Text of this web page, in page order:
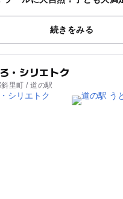
続きをみる
・シリエトク
里町 / 道の駅